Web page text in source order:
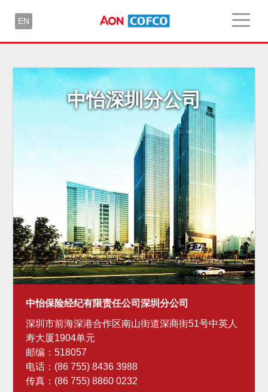
EN
中怡深圳分公司
中怡保险经纪有限责任公司深圳分公司
深圳市前海深港合作区南山街道深商街51号中英人
寿大厦1904单元
邮编：518057
电话：(86 755) 8436 3988
传真：(86 755) 8860 0232